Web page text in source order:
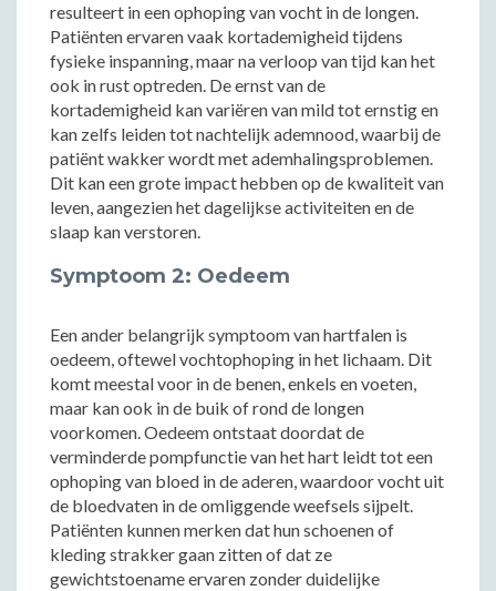
resulteert in een ophoping van vocht in de longen.
Patiënten ervaren vaak kortademigheid tijdens
fysieke inspanning, maar na verloop van tijd kan het
ook in rust optreden. De ernst van de
kortademigheid kan variëren van mild tot ernstig en
kan zelfs leiden tot nachtelijk ademnood, waarbij de
patiënt wakker wordt met ademhalingsproblemen.
Dit kan een grote impact hebben op de kwaliteit van
leven, aangezien het dagelijkse activiteiten en de
slaap kan verstoren.
Symptoom 2: Oedeem
Een ander belangrijk symptoom van hartfalen is
oedeem, oftewel vochtophoping in het lichaam. Dit
komt meestal voor in de benen, enkels en voeten,
maar kan ook in de buik of rond de longen
voorkomen. Oedeem ontstaat doordat de
verminderde pompfunctie van het hart leidt tot een
ophoping van bloed in de aderen, waardoor vocht uit
de bloedvaten in de omliggende weefsels sijpelt.
Patiënten kunnen merken dat hun schoenen of
kleding strakker gaan zitten of dat ze
gewichtstoename ervaren zonder duidelijke